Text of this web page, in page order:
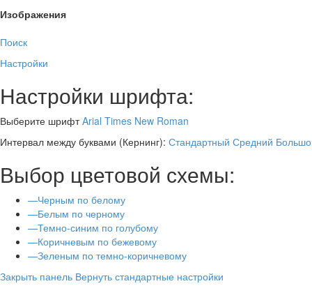
Изображения
Поиск
Настройки
Настройки шрифта:
Выберите шрифтArial Times New Roman
Интервал между буквами (Кернинг): Стандартный Средний
Выбор цветовой схемы:
—Черным по белому
—Белым по черному
—Темно-синим по голубому
—Коричневым по бежевому
—Зеленым по темно-коричневому
Закрыть панель Вернуть стандартные настройки